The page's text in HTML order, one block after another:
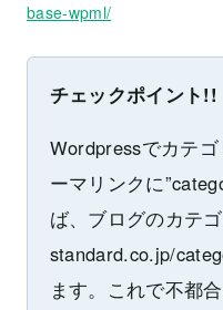
base-wpml/
チェックポイント!!
Wordpressでカテ
ーマリンクに
ば、ブログのカテ
standard.co.jp/
ます。これで不都